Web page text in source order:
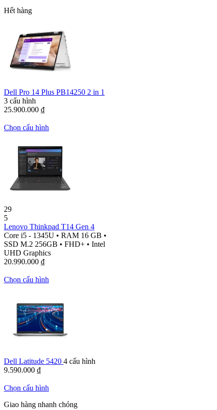
Hết hàng
Dell Pro 14 Plus PB14250 2 in 1
3 cấu hình
25.900.000 ₫
Chọn cấu hình
29
5
Lenovo Thinkpad T14 Gen 4
Core i5 - 1345U • RAM 16 GB •
SSD M.2 256GB • FHD+ • Intel
UHD Graphics
20.990.000 ₫
Chọn cấu hình
Dell Latitude 5420 4 cấu hình
9.590.000 ₫
Chọn cấu hình
Giao hàng nhanh chóng